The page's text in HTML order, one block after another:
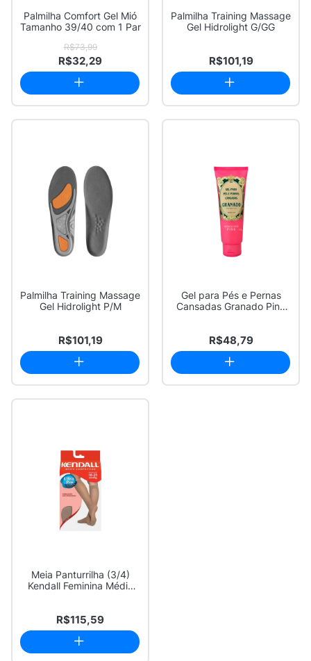
Palmilha Comfort Gel Mió
Tamanho 39/40 com 1 Par
R$73,99
R$32,29
Palmilha Training Massage
Gel Hidrolight G/GG
R$101,19
Palmilha Training Massage
Gel Hidrolight P/M
R$101,19
Gel para Pés e Pernas
Cansadas Granado Pink
R$48,79
Meia Panturrilha (3/4)
Kendall Feminina Média
R$115,59